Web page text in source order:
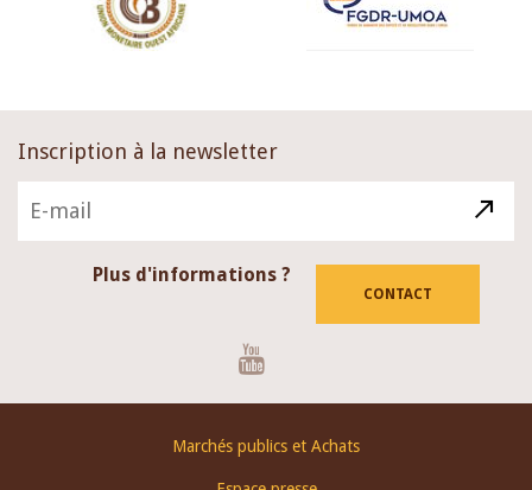
Inscription à la newsletter
Plus d'informations ?
CONTACT
Marchés publics et Achats